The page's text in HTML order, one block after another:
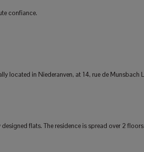
confiance.
located in Niederanven, at 14, rue de Munsbach
flats. The residence is spread over 2 floors